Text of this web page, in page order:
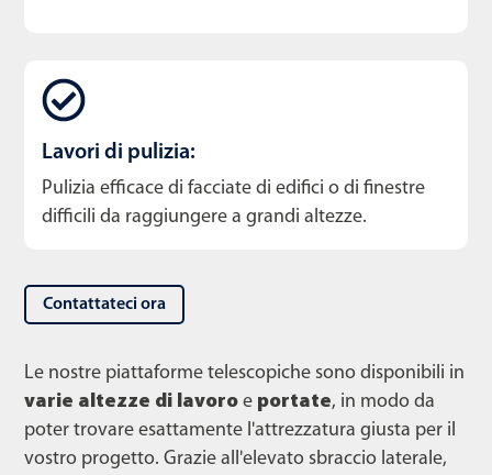
Lavori di pulizia:
Pulizia efficace di facciate di edifici o di finestre
difficili da raggiungere a grandi altezze.
Contattateci ora
Le nostre piattaforme telescopiche sono disponibili in
varie altezze di lavoro e portate, in modo da
poter trovare esattamente l'attrezzatura giusta per il
vostro progetto. Grazie all'elevato sbraccio laterale,